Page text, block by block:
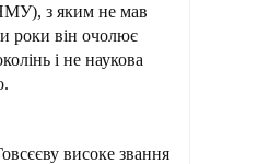
з яким не мав
роки він очолює
і не наукова
високе звання